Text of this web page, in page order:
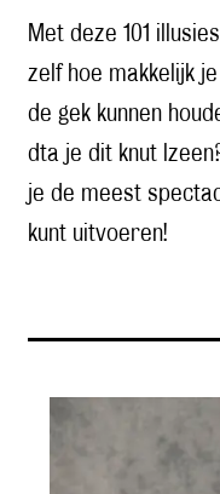
Met deze 101
zelf hoe makkelijk
de gek kunnen
dta je dit knut
je de meest
kunt uitvoeren!